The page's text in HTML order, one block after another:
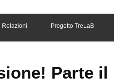
Relazioni Progetto TreLaB
Parte il